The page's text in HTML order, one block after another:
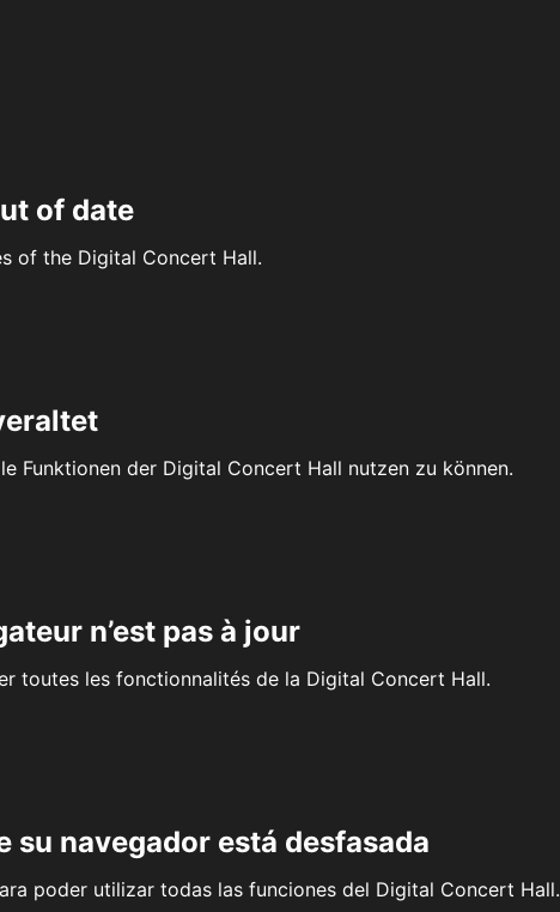
of date
of the Digital Concert Hall.
Funktionen der Digital Concert Hall nutzen zu können.
n’est pas à jour
toutes les fonctionnalités de la Digital Concert Hall.
su navegador está desfasada
poder utilizar todas las funciones del Digital Concert Hall.